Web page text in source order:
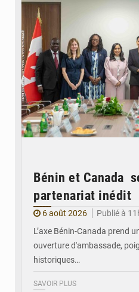
Bénin et Canada
partenariat inédit
6 août 2026
Publié à
L’axe Bénin-Canada prend
ouverture d'ambassade,
historiques…
SAVOIR PLUS